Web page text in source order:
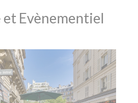
et Evènementiel